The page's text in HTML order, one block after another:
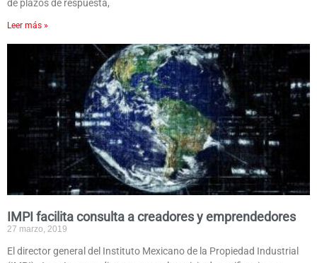
de plazos de respuesta,
Leer más »
IMPI facilita consulta a creadores y emprendedores
27 marzo, 2019
El director general del Instituto Mexicano de la Propiedad Industrial